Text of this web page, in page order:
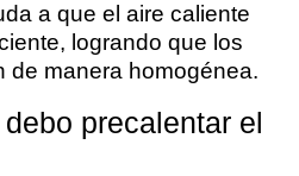
a que el aire caliente
logrando que los
de manera homogénea.
precalentar el